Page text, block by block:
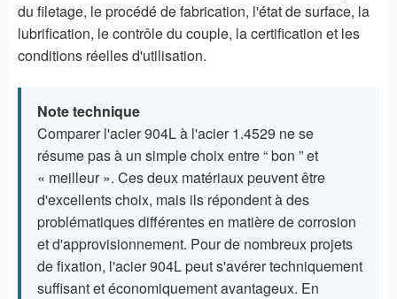
du filetage, le procédé de fabrication, l'état de surface, la
lubrification, le contrôle du couple, la certification et les
conditions réelles d'utilisation.
Note technique
Comparer l'acier 904L à l'acier 1.4529 ne se
résume pas à un simple choix entre “ bon ” et
« meilleur ». Ces deux matériaux peuvent être
d'excellents choix, mais ils répondent à des
problématiques différentes en matière de corrosion
et d'approvisionnement. Pour de nombreux projets
de fixation, l'acier 904L peut s'avérer techniquement
suffisant et économiquement avantageux. En